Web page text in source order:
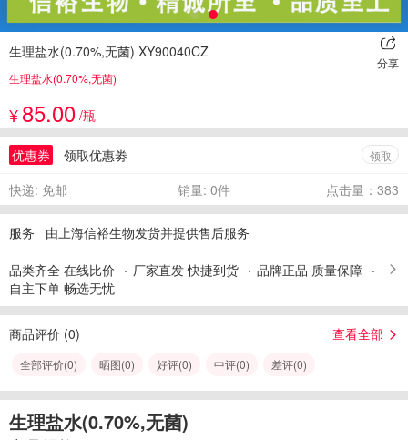
生理盐水(0.70%,无菌) XY90040CZ
分享
生理盐水(0.70%,无菌)
¥85.00 /瓶
优惠券 领取优惠劵 领取
快递: 免邮 销量: 0件 点击量：383
服务 由上海信裕生物发货并提供售后服务
品类齐全 在线比价 厂家直发 快捷到货
品牌正品 质量保障
自主下单 畅选无忧
商品评价 (0) 查看全部
全部评价(0) 晒图(0) 好评(0) 中评(0) 差评(0)
生理盐水(0.70%,无菌)